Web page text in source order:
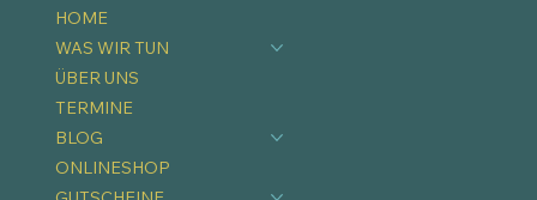
HOME
WAS WIR TUN
ÜBER UNS
TERMINE
BLOG
ONLINESHOP